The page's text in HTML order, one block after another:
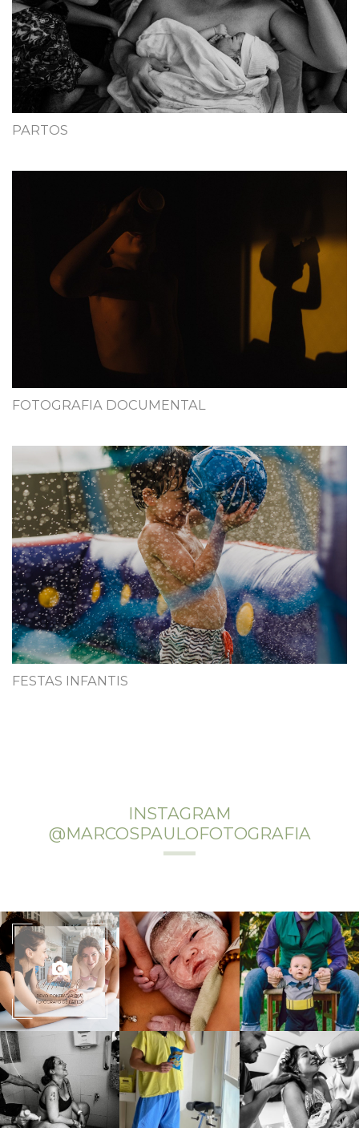
PARTOS
FOTOGRAFIA DOCUMENTAL
FESTAS INFANTIS
INSTAGRAM
@MARCOSPAULOFOTOGRAFIA